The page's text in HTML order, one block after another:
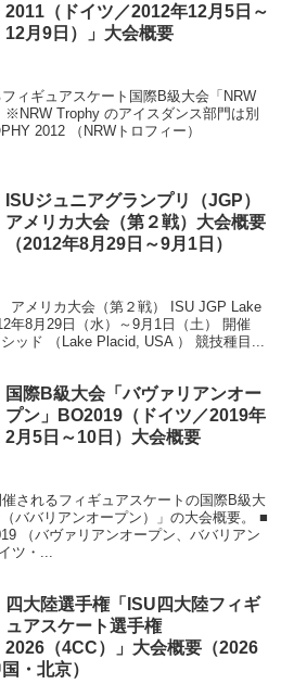
2011（ドイツ／2012年12月5日～
12月9日）」大会概要
ィギュアスケート国際B級大会「NRW
※NRW Trophy のアイスダンス部門は別
2012 （NRWトロフィー）
ISUジュニアグランプリ（JGP）
アメリカ大会（第２戦）大会概要
（2012年8月29日～9月1日）
メリカ大会（第２戦） ISU JGP Lake
年8月29日（水）～9月1日（土） 開催
ッド （Lake Placid, USA ） 競技種目...
国際B級大会「バヴァリアンオー
プン」BO2019（ドイツ／2019年
2月5日～10日）大会概要
されるフィギュアスケートの国際B級大
ババリアンオープン）」の大会概要。 ■
（バヴァリアンオープン、ババリアン
ツ・...
四大陸選手権「ISU四大陸フィギ
ュアスケート選手権
2026（4CC）」大会概要（2026
・北京）